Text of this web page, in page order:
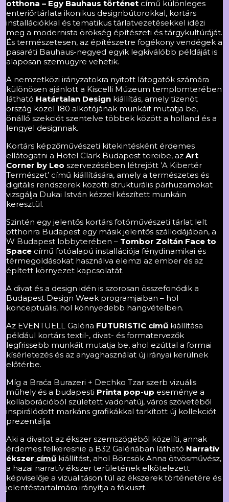
otthona – Egy Bauhaus történet című különleges
enteriőrtárlata ikonikus designbútorokkal, kortárs
installációkkal és tematikus tárlatvezetésekkel idézi
meg a modernista örökség építészeti és tárgykultúráját.
És természetesen, az építészetre fogékony vendégek a
pasaréti Bauhaus-negyed egyik legkiválóbb példáját is
alaposan szemügyre vehetik.
A nemzetközi irányzatokra nyitott látogatók számára
különösen ajánlott a Kiscelli Múzeum templomterében
látható Határtalan Design kiállítás, amely tizenöt
ország közel 180 alkotójának munkáit mutatja be,
önálló szekciót szentelve többek között a holland és a
lengyel designnak.
Kortárs képzőművészeti kitekintésként érdemes
ellátogatni a Hotel Clark Budapest tereibe, az Art
Corner by Leo szervezésében létrejött ’A Kibertér
Természet’ című kiállítására, amely a természetes és
digitális rendszerek közötti strukturális párhuzamokat
vizsgálja Dukai István kézzel készített munkáin
keresztül.
Szintén egy jelentős kortárs fotóművészeti tárlat lelt
otthonra Budapest egy másik jelentős szállodájában, a
W Budapest lobbyterében – Tombor Zoltán Face to
Space című fotóalapú installációja fénydinamikai és
térmegoldásokat használva elemzi az ember és az
épített környezet kapcsolatát.
A divat és a design idén is szorosan összefonódik a
Budapest Design Week programjaiban – hol
konceptuális, hol könnyedebb hangvételben.
Az EVENTUELL Galéria FUTURISTIC című kiállítása
például kortárs textil-, divat- és formatervezők
legfrissebb munkáit mutatja be, ahol ezúttal a formai
kísérletezés és az anyaghasználat új irányai kerülnek
előtérbe.
Míg a Braća Burazeri + Dechko Tzar szerb vizuális
műhely és a budapesti Printa pop-up eseménye a
kollaborációból született vadonatúj, város szövetéből
inspirálódott markáns grafikákkal tarkított új kollekciót
prezentálja.
Aki a divatot az ékszer szemszögéből közelíti, annak
érdemes felkeresnie a B32 Galériában látható Narratív
ékszer című kiállítást, ahol Börcsök Anna ötvösművész,
a hazai narratív ékszer területének elkötelezett
képviselője a vizualitáson túl az ékszerek történetére és
jelentéstartalmára irányítja a fókuszt.